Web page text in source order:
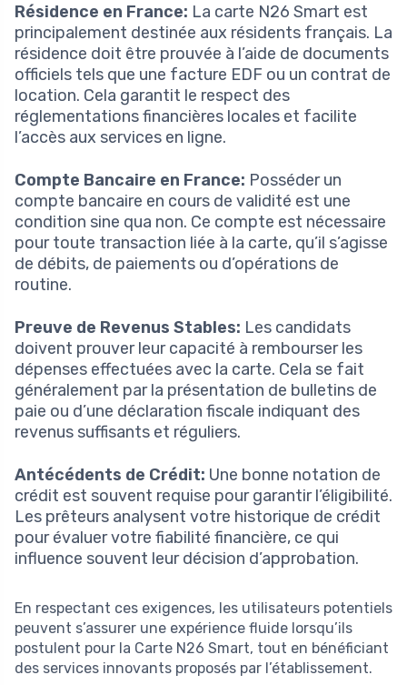
Résidence en France: La carte N26 Smart est
principalement destinée aux résidents français. La
résidence doit être prouvée à l’aide de documents
officiels tels que une facture EDF ou un contrat de
location. Cela garantit le respect des
réglementations financières locales et facilite
l’accès aux services en ligne.
Compte Bancaire en France: Posséder un
compte bancaire en cours de validité est une
condition sine qua non. Ce compte est nécessaire
pour toute transaction liée à la carte, qu’il s’agisse
de débits, de paiements ou d’opérations de
routine.
Preuve de Revenus Stables: Les candidats
doivent prouver leur capacité à rembourser les
dépenses effectuées avec la carte. Cela se fait
généralement par la présentation de bulletins de
paie ou d’une déclaration fiscale indiquant des
revenus suffisants et réguliers.
Antécédents de Crédit: Une bonne notation de
crédit est souvent requise pour garantir l’éligibilité.
Les prêteurs analysent votre historique de crédit
pour évaluer votre fiabilité financière, ce qui
influence souvent leur décision d’approbation.
En respectant ces exigences, les utilisateurs potentiels
peuvent s’assurer une expérience fluide lorsqu’ils
postulent pour la Carte N26 Smart, tout en bénéficiant
des services innovants proposés par l’établissement.